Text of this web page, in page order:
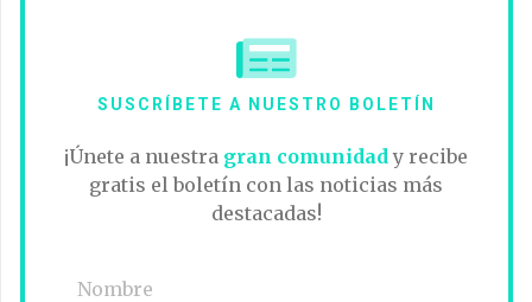
SUSCRÍBETE A NUESTRO BOLETÍN
¡Únete a nuestra gran comunidad y recibe
gratis el boletín con las noticias más
destacadas!